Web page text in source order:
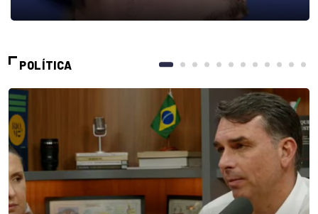
POLÍTICA